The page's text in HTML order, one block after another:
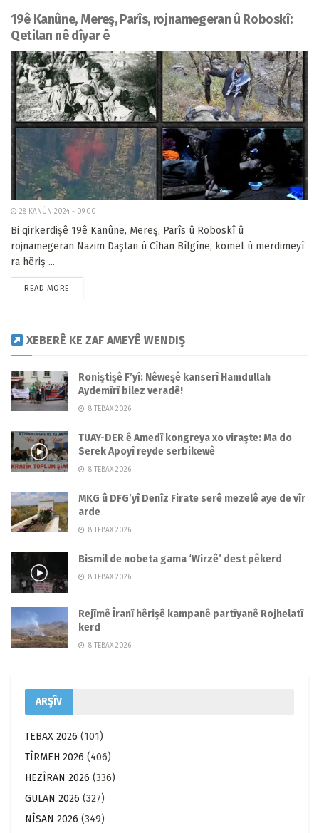
19ê Kanûne, Mereş, Parîs, rojnamegeran û Roboskî:
Qetilan nê dîyar ê
28 KANÛN 2024 - 09:00
Bi qirkerdişê 19ê Kanûne, Mereş, Parîs û Roboskî û
rojnamegeran Nazim Daştan û Cîhan Bîlgîne, komel û merdimeyî
ra hêriş ...
READ MORE
XEBERÊ KE ZAF AMEYÊ WENDIŞ
Roniştişê F’yî: Nêweşê kanserî Hamdullah
Aydemîrî bilez veradê!
8 TEBAX 2026
TUAY-DER ê Amedî kongreya xo viraşte: Ma do
Serek Apoyî reyde serbikewê
8 TEBAX 2026
MKG û DFG’yî Denîz Firate serê mezelê aye de vîr
arde
8 TEBAX 2026
Bismil de nobeta gama ‘Wirzê’ dest pêkerd
8 TEBAX 2026
Rejîmê Îranî hêrişê kampanê partîyanê Rojhelatî
kerd
8 TEBAX 2026
ARŞÎV
TEBAX 2026 (101)
TÎRMEH 2026 (406)
HEZÎRAN 2026 (336)
GULAN 2026 (327)
NÎSAN 2026 (349)